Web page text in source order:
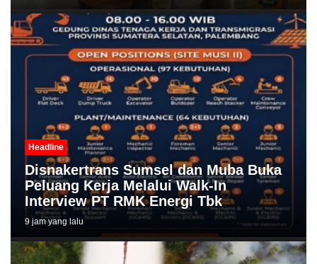
Headline
Disnakertrans Sumsel dan Muba Buka
Peluang Kerja Melalui Walk-In
Interview PT RMK Energi Tbk
9 jam yang lalu